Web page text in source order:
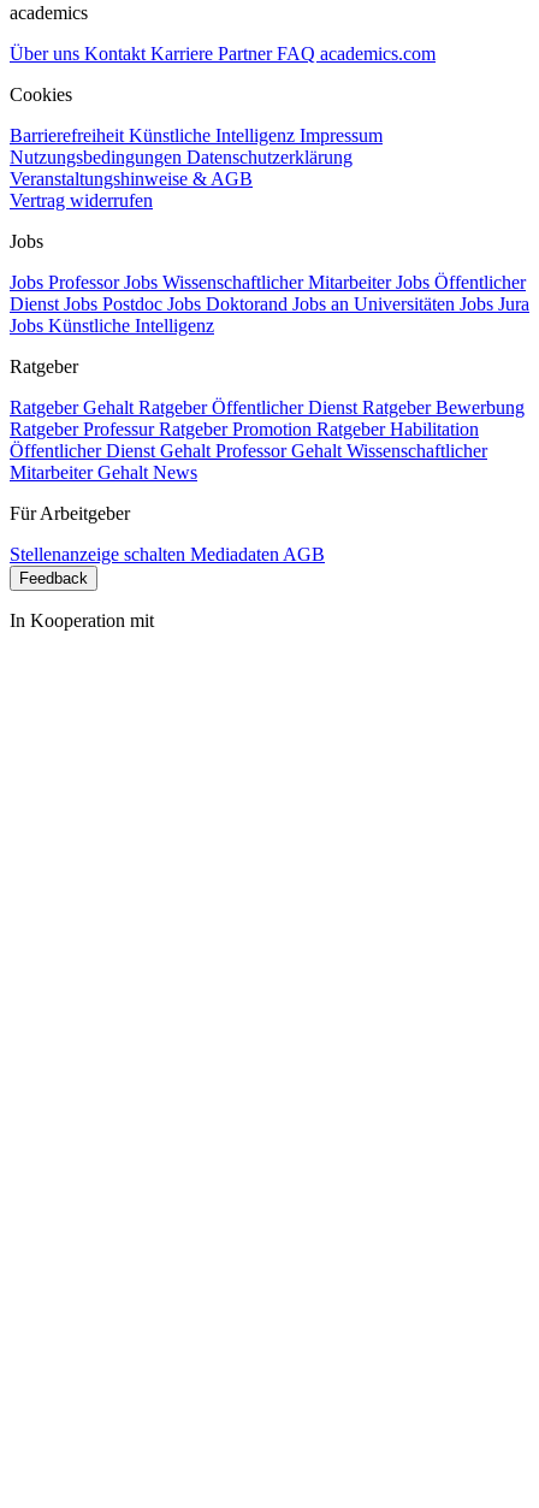
academics
Über uns Kontakt Karriere PartnerFAQ academics.com
Cookies
Barrierefreiheit Künstliche Intelligenz Impressum
Nutzungsbedingungen Datenschutzerklärung
Veranstaltungshinweise & AGB
Vertrag widerrufen
Jobs
Jobs ProfessorJobs Wissenschaftlicher MitarbeiterJobs Öffentlicher
Dienst Jobs Postdoc Jobs Doktorand Jobs an Universitäten Jobs Jura
Jobs Künstliche Intelligenz
Ratgeber
Ratgeber Gehalt Ratgeber Öffentlicher Dienst Ratgeber Bewerbung
Ratgeber ProfessurRatgeber Promotion Ratgeber Habilitation
Öffentlicher Dienst Gehalt Professor Gehalt Wissenschaftlicher
Mitarbeiter Gehalt News
Für Arbeitgeber
Stellenanzeige schalten Mediadaten AGB
Feedback
In Kooperation mit